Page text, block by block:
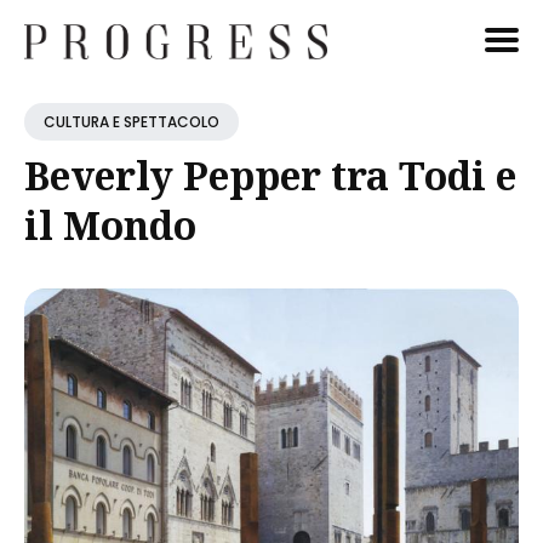
Cerca
CULTURA E SPETTACOLO
Beverly Pepper tra Todi e
il Mondo